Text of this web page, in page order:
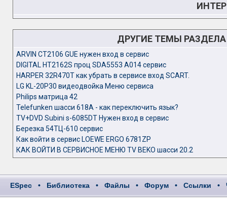
ДРУГИЕ ТЕМЫ
ARVIN CT2106 GUE нужен вход в сервис
DIGITAL HT2162S проц SDA5553 A014 сервис
HARPER 32R470T как убрать в сервисе вход SCART.
LG KL-20P30 видеодвойка Меню сервиса
Philips матрица 42
Telefunken шасси 618A - как переключить язык?
TV+DVD Subini s-6085DT Нужен вход в сервис
Березка 54ТЦ-610 сервис
Как войти в сервис LOEWE ERGO 6781ZP
КАК ВОЙТИ В СЕРВИСНОЕ МЕНЮ TV BEKO шасси 20.2
ESpec • Библиотека • Файлы • Форум • Ссылки •